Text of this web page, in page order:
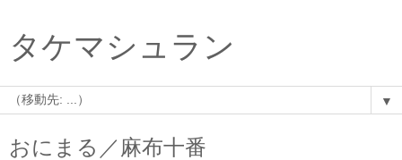
タケマシュラン
▼
おにまる／麻布十番